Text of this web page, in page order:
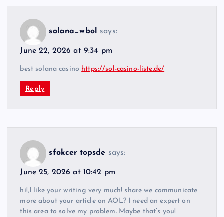
solana_wbol says:
June 22, 2026 at 9:34 pm
best solana casino https://sol-casino-liste.de/
Reply
sfokcer topsde says:
June 25, 2026 at 10:42 pm
hi!,I like your writing very much! share we communicate
more about your article on AOL? I need an expert on
this area to solve my problem. Maybe that’s you!